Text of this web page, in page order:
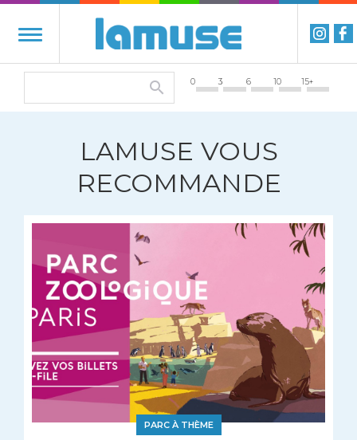
0 3 6 10 15+
LAMUSE VOUS
RECOMMANDE
PARC À THÈME